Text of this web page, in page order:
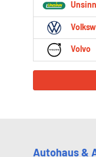
Unsinn
Volvo
Autohaus &